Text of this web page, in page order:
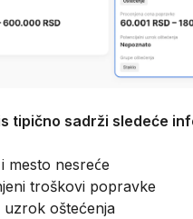
tipično sadrži sledeće
mesto nesreće
troškovi popravke
uzrok oštećenja